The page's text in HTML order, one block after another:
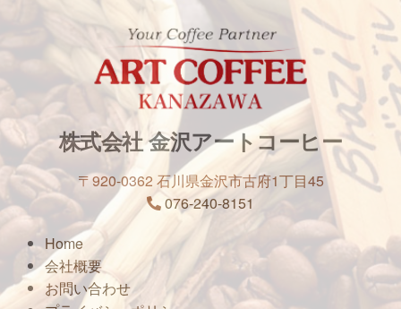
株式会社 金沢アートコーヒー
〒920-0362 石川県金沢市古府1丁目45
076-240-8151
Home
会社概要
お問い合わせ